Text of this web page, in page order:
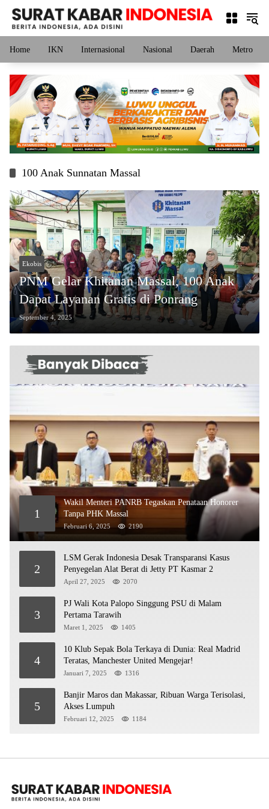
Langsung
konten
Home IKN Internasional Nasional Daerah Metro
100 Anak Sunnatan Massal
Ekobis
PNM Gelar Khitanan Massal, 100 Anak
Dapat Layanan Gratis di Ponrang
September 4, 2025
1
Wakil Menteri PANRB Tegaskan Penataan Honorer
Tanpa PHK Massal
Februari 6, 2025 2190
2
LSM Gerak Indonesia Desak Transparansi Kasus
Penyegelan Alat Berat di Jetty PT Kasmar 2
April 27, 2025 2070
3
PJ Wali Kota Palopo Singgung PSU di Malam
Pertama Tarawih
Maret 1, 2025 1405
4
10 Klub Sepak Bola Terkaya di Dunia: Real Madrid
Teratas, Manchester United Mengejar!
Januari 7, 2025 1316
5
Banjir Maros dan Makassar, Ribuan Warga Terisolasi,
Akses Lumpuh
Februari 12, 2025 1184